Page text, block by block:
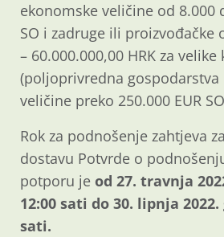
ekonomske veličine od 8.000
SO i zadruge ili proizvođačke
– 60.000.000,00 HRK za
(poljoprivredna gospodarstva
veličine preko 250.000 EUR
Rok za podnošenje zahtjeva
dostavu Potvrde o
potporu je od 27. travnja
12:00 sati do 30. lipnja
sati.